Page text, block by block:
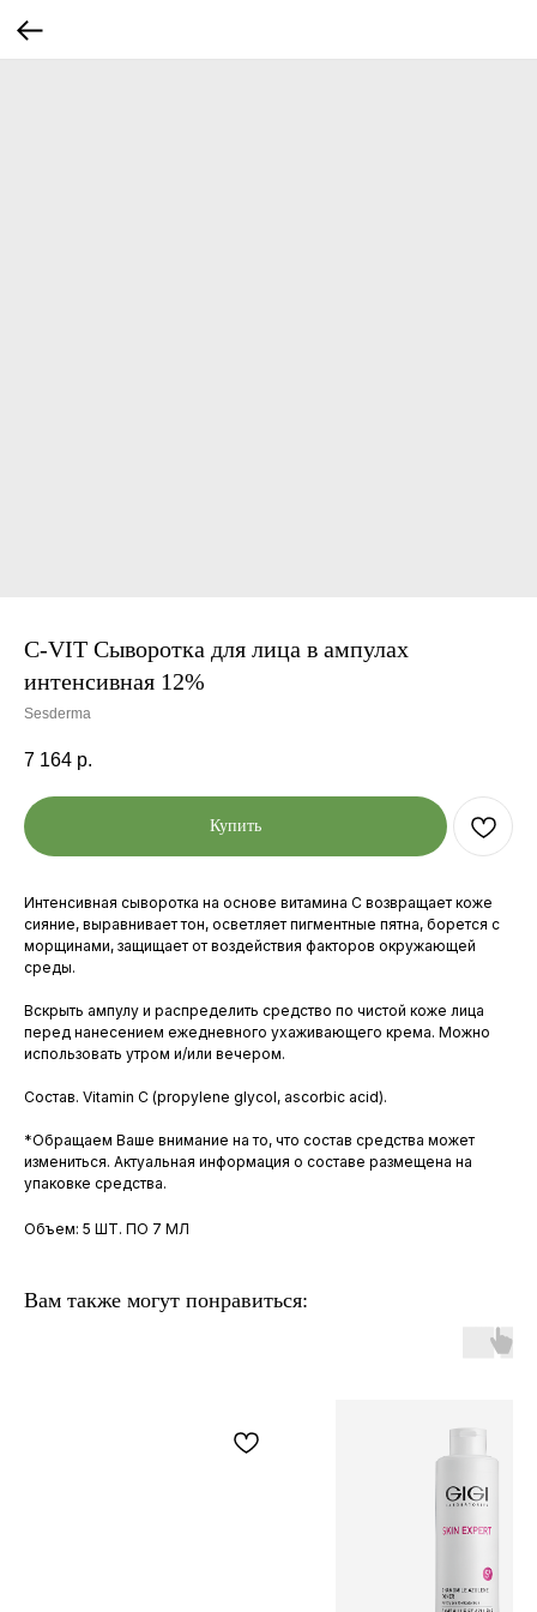
C-VIT Сыворотка для лица в ампулах
интенсивная 12%
Sesderma
7 164 р.
Купить
Интенсивная сыворотка на основе витамина С возвращает коже
сияние, выравнивает тон, осветляет пигментные пятна, борется с
морщинами, защищает от воздействия факторов окружающей
среды.
Вскрыть ампулу и распределить средство по чистой коже лица
перед нанесением ежедневного ухаживающего крема. Можно
использовать утром и/или вечером.
Состав. Vitamin C (propylene glycol, ascorbic acid).
*Обращаем Ваше внимание на то, что состав средства может
измениться. Актуальная информация о составе размещена на
упаковке средства.
Объем: 5 ШТ. ПО 7 МЛ
Вам также могут понравиться: